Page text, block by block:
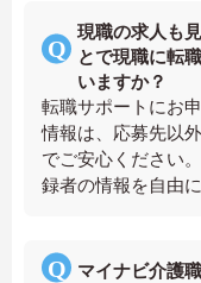
現職の求人も
とで現職に転
いますか？
転職サポートにお
情報は、応募先以
でご安心ください
録者の情報を自由
マイナビ介護